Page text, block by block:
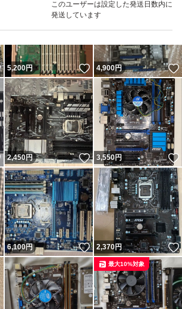
このユーザーは設定した発送日数内に
発送しています
いいね！
5,200円 いいね！
4,900円
いいね！
2,450円 いいね！
3,550円
いいね！
6,100円 いいね！
2,370円
最大10%対象